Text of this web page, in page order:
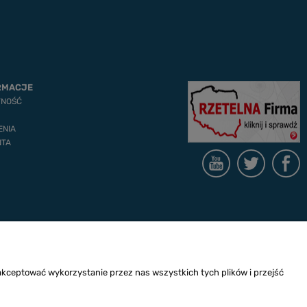
wykorzystanie przez nas wszystkich tych plików i przejść